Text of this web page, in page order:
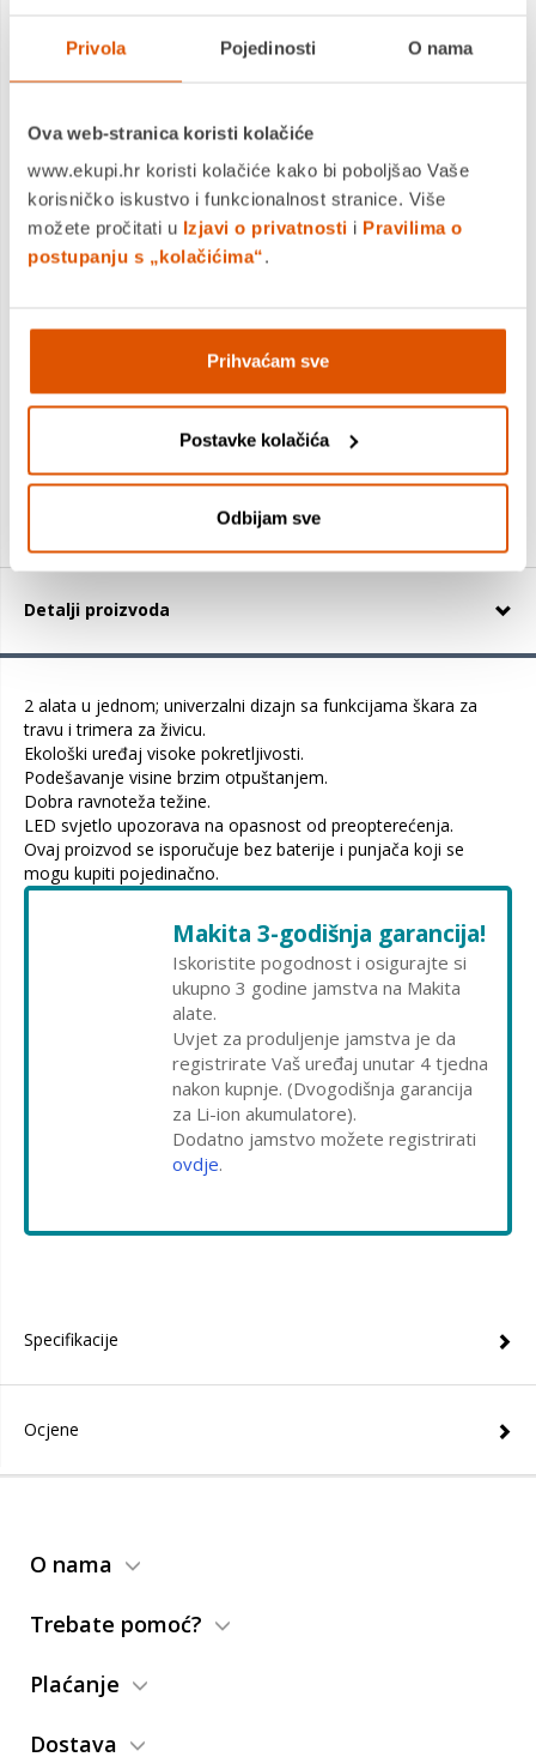
Privola Pojedinosti O nama
Ova web-stranica koristi kolačiće
www.ekupi.hr koristi kolačiće kako bi poboljšao Vaše
korisničko iskustvo i funkcionalnost stranice. Više
možete pročitati u Izjavi o privatnosti i Pravilima o
postupanju s „kolačićima“.
Prihvaćam sve
Postavke kolačića
Odbijam sve
+
Detalji proizvoda
2 alata u jednom; univerzalni dizajn sa funkcijama škara za
travu i trimera za živicu.
Ekološki uređaj visoke pokretljivosti.
Podešavanje visine brzim otpuštanjem.
Dobra ravnoteža težine.
LED svjetlo upozorava na opasnost od preopterećenja.
Ovaj proizvod se isporučuje bez baterije i punjača koji se
mogu kupiti pojedinačno.
Makita 3-godišnja garancija!
Iskoristite pogodnost i osigurajte si
ukupno 3 godine jamstva na Makita
alate.
Uvjet za produljenje jamstva je da
registrirate Vaš uređaj unutar 4 tjedna
nakon kupnje. (Dvogodišnja garancija
za Li-ion akumulatore).
Dodatno jamstvo možete registrirati
ovdje.
Specifikacije
Ocjene
O nama
Trebate pomoć?
Plaćanje
Dostava